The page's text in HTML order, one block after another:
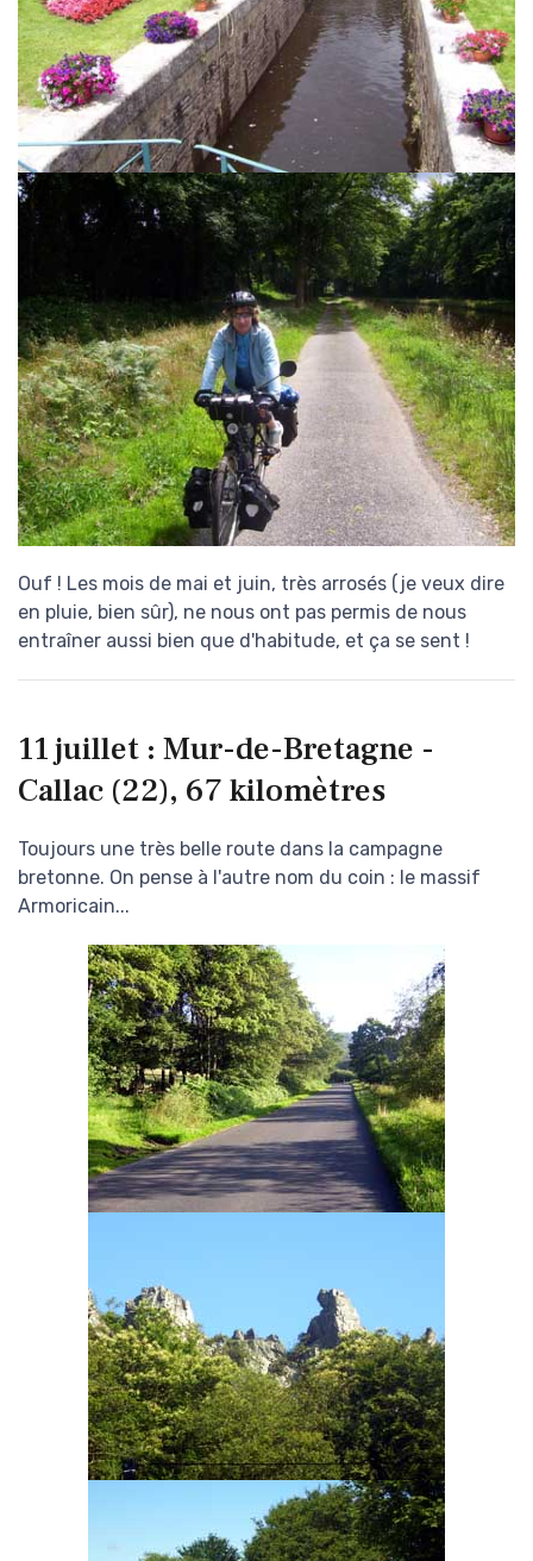
Ouf ! Les mois de mai et juin, très arrosés (je veux dire
en pluie, bien sûr), ne nous ont pas permis de nous
entraîner aussi bien que d'habitude, et ça se sent !
11 juillet : Mur-de-Bretagne -
Callac (22), 67 kilomètres
Toujours une très belle route dans la campagne
bretonne. On pense à l'autre nom du coin : le massif
Armoricain...